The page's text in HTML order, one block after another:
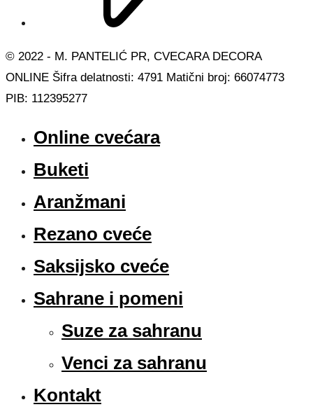
© 2022 - M. PANTELIĆ PR, CVECARA DECORA
ONLINE Šifra delatnosti: 4791 Matični broj: 66074773
PIB: 112395277
Online cvećara
Buketi
Aranžmani
Rezano cveće
Saksijsko cveće
Sahrane i pomeni
Suze za sahranu
Venci za sahranu
Kontakt